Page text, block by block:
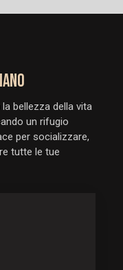
bellezza della vita
un rifugio
per socializzare,
tutte le tue